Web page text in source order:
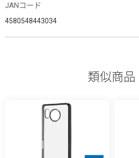
JANコード
4580548443034
類似商品